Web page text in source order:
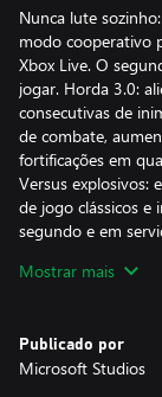
Nunca lute
modo cooperativo
Xbox Live. O
jogar. Horda 3.0:
consecutivas de
de combate,
fortificações em
Versus explosivos:
de jogo clássicos
segundo e em
forma mais justa
*É necessário o
80 GB de espaço
Mostrar mais
Publicado por
Microsoft Studios